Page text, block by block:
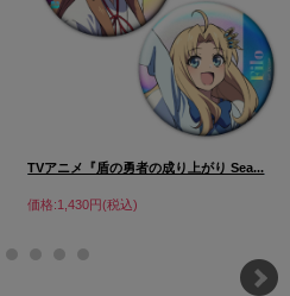
TVアニメ『盾の勇者の成り上がり Sea...
価格:1,430円(税込)